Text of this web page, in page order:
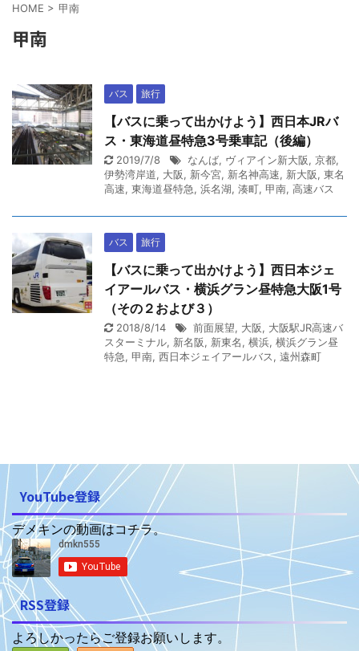
HOME > 甲南
甲南
バス 旅行
【バスに乗って出かけよう】西日本JRバ
ス・東海道昼特急3号乗車記（後編）
2019/7/8 なんば, ヴィアイン新大阪, 京都,
伊勢湾岸道, 大阪, 新今宮, 新名神高速, 新大阪, 東名
高速, 東海道昼特急, 浜名湖, 湊町, 甲南, 高速バス
バス 旅行
【バスに乗って出かけよう】西日本ジェ
イアールバス・横浜グラン昼特急大阪1号
（その２および３）
2018/8/14 前面展望, 大阪, 大阪駅JR高速バ
スターミナル, 新名阪, 新東名, 横浜, 横浜グラン昼
特急, 甲南, 西日本ジェイアールバス, 遠州森町
YouTube登録
デメキンの動画はコチラ。
RSS登録
よろしかったらご登録お願いします。